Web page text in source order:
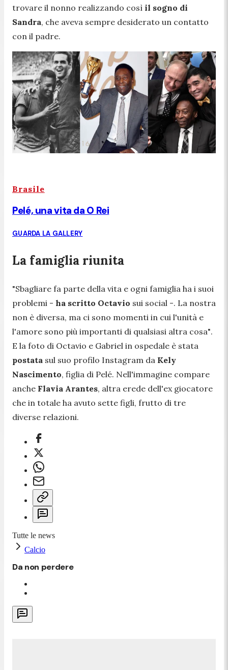
trovare il nonno realizzando così il sogno di
Sandra, che aveva sempre desiderato un contatto
con il padre.
Brasile
Pelé, una vita da O Rei
GUARDA LA GALLERY
La famiglia riunita
"Sbagliare fa parte della vita e ogni famiglia ha i suoi
problemi - ha scritto Octavio sui social -. La nostra
non è diversa, ma ci sono momenti in cui l'unità e
l'amore sono più importanti di qualsiasi altra cosa".
E la foto di Octavio e Gabriel in ospedale è stata
postata sul suo profilo Instagram da Kely
Nascimento, figlia di Pelé. Nell'immagine compare
anche Flavia Arantes, altra erede dell'ex giocatore
che in totale ha avuto sette figli, frutto di tre
diverse relazioni.
Tutte le news
Calcio
Da non perdere